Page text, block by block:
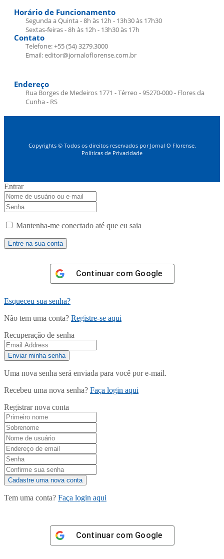
Horário de Funcionamento
Segunda a Quinta - 8h às 12h - 13h30 às 17h30
Sextas-feiras - 8h às 12h - 13h30 às 17h
Contato
Telefone: +55 (54) 3279.3000
Email: editor@jornaloflorense.com.br
Endereço
Rua Borges de Medeiros 1771 - Térreo - 95270-000 - Flores da
Cunha - RS
Copyrights © Todos os direitos reservados por Jornal O Florense.
Políticas de Privacidade
Entrar
Mantenha-me conectado até que eu saia
Continuar com Google
Esqueceu sua senha?
Não tem uma conta? Registre-se aqui
Recuperação de senha
Uma nova senha será enviada para você por e-mail.
Recebeu uma nova senha? Faça login aqui
Registrar nova conta
Tem uma conta? Faça login aqui
Continuar com Google